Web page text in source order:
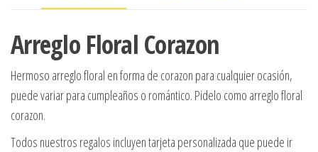
Arreglo Floral Corazon
Hermoso arreglo floral en forma de corazon para cualquier ocasión,
puede variar para cumpleaños o romántico. Pidelo como arreglo floral
corazon.
Todos nuestros regalos incluyen tarjeta personalizada que puede ir